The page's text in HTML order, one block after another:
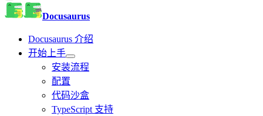
Docusaurus
Docusaurus 介绍
开始上手
安装流程
配置
代码沙盒
TypeScript 支持